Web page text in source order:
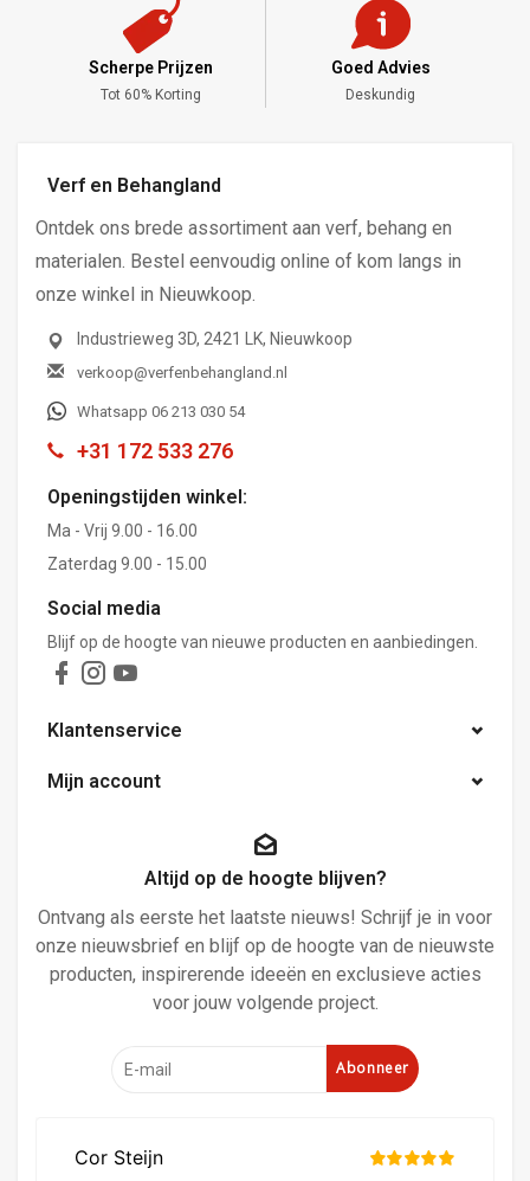
Scherpe Prijzen
Tot 60% Korting
Goed Advies
Deskundig
Verf en Behangland
Ontdek ons brede assortiment aan verf, behang en
materialen. Bestel eenvoudig online of kom langs in
onze winkel in Nieuwkoop.
Industrieweg 3D, 2421 LK, Nieuwkoop
verkoop@verfenbehangland.nl
Whatsapp 06 213 030 54
+31 172 533 276
Openingstijden winkel:
Ma - Vrij 9.00 - 16.00
Zaterdag 9.00 - 15.00
Social media
Blijf op de hoogte van nieuwe producten en aanbiedingen.
Klantenservice
Mijn account
Altijd op de hoogte blijven?
Ontvang als eerste het laatste nieuws! Schrijf je in voor
onze nieuwsbrief en blijf op de hoogte van de nieuwste
producten, inspirerende ideeën en exclusieve acties
voor jouw volgende project.
Abonneer